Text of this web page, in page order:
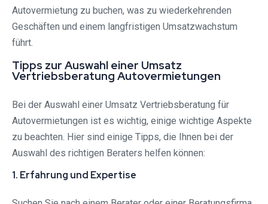
Autovermietung zu buchen, was zu wiederkehrenden
Geschäften und einem langfristigen Umsatzwachstum
führt.
Tipps zur Auswahl einer Umsatz
Vertriebsberatung Autovermietungen
Bei der Auswahl einer Umsatz Vertriebsberatung für
Autovermietungen ist es wichtig, einige wichtige Aspekte
zu beachten. Hier sind einige Tipps, die Ihnen bei der
Auswahl des richtigen Beraters helfen können:
1. Erfahrung und Expertise